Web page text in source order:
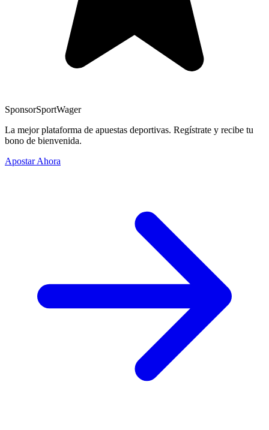
SponsorSportWager
La mejor plataforma de apuestas deportivas. Regístrate y recibe tu
bono de bienvenida.
Apostar Ahora